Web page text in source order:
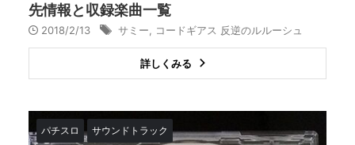
先情報と収録楽曲一覧
2018/2/13 サミー コードギアス 反逆のルルーシュ
詳しくみる
パチスロ サウンドトラック